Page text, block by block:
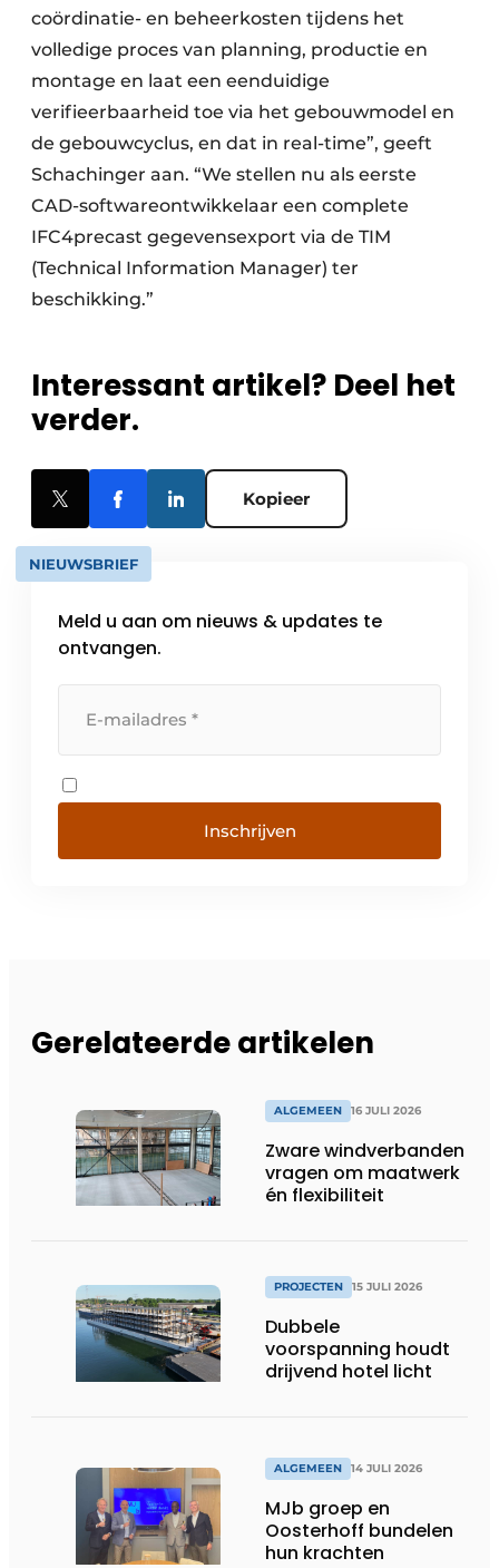
coördinatie- en beheerkosten tijdens het
volledige proces van planning, productie en
montage en laat een eenduidige
verifieerbaarheid toe via het gebouwmodel en
de gebouwcyclus, en dat in real-time”, geeft
Schachinger aan. “We stellen nu als eerste
CAD-softwareontwikkelaar een complete
IFC4precast gegevensexport via de TIM
(Technical Information Manager) ter
beschikking.”
Interessant artikel? Deel het
verder.
Kopieer
NIEUWSBRIEF
Meld u aan om nieuws & updates te
ontvangen.
Inschrijven
Gerelateerde artikelen
ALGEMEEN 16 JULI 2026
Zware windverbanden
vragen om maatwerk
én flexibiliteit
PROJECTEN 15 JULI 2026
Dubbele
voorspanning houdt
drijvend hotel licht
ALGEMEEN 14 JULI 2026
MJb groep en
Oosterhoff bundelen
hun krachten